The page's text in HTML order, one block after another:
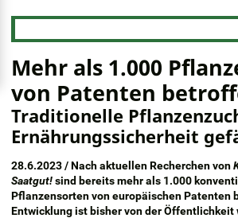
Mehr als 1.000
von Patenten
Traditionelle
Ernährungssicherheit
28.6.2023 / Nach aktuellen Recherchen von
Saatgut!sind bereits mehr als 1.000
Pflanzensorten von europäischen Patenten
Entwicklung ist bisher von der Öffentlichkeit